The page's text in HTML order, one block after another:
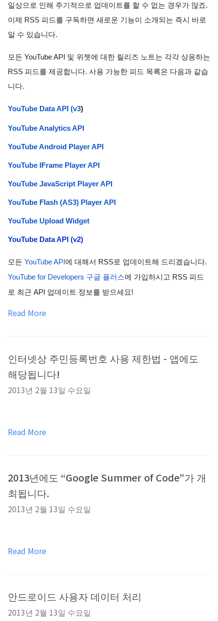
일상으로 인해 주기적으로 업데이트를 할 수 없는 경우가 많죠.
이제 RSS 피드를 구독하면 새로운 기능이 소개되는 즉시 바로
알 수 있습니다.
모든 YouTube API 및 위젯에 대한 릴리즈 노트는 각각 상응하는
RSS 피드를 제공합니다. 사용 가능한 피드 목록은 다음과 같습
니다.
YouTube Data API (v3)
YouTube Analytics API
YouTube Android Player API
YouTube IFrame Player API
YouTube JavaScript Player API
YouTube Flash (AS3) Player API
YouTube Upload Widget
YouTube Data API (v2)
모든 YouTube API
YouTube for Developers 구글 플러스에 가입하시고 RSS 피드
로 최근 API 업데이트 정보를 받으세요!
Read More
인터넷상 주민등록번호 사용 제한법 - 앱에도
해당됩니다!
2013년 2월 13일 수요일
Read More
2013년에도 “Google Summer of Code”가 개
최됩니다.
2013년 2월 13일 수요일
Read More
안드로이드 사용자 데이터 처리
2013년 2월 13일 수요일